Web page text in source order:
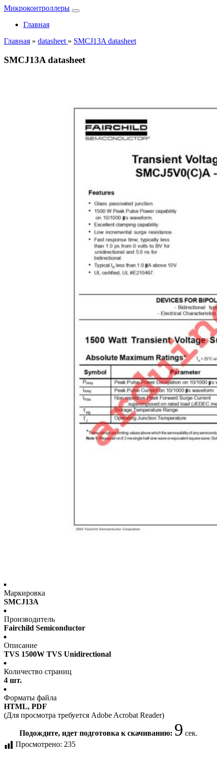
Микроконтроллеры
Главная
Главная » datasheet » SMCJ13A datasheet
SMCJ13A datasheet
Маркировка
SMCJ13A
Производитель
Fairchild Semiconductor
Описание
TVS 1500W TVS Unidirectional
Количество страниц
4 шт.
Форматы файла
HTML, PDF
(Для просмотра требуется Adobe Acrobat Reader)
Подождите, идет подготовка к скачиванию: 8 сек.
Просмотрено: 235